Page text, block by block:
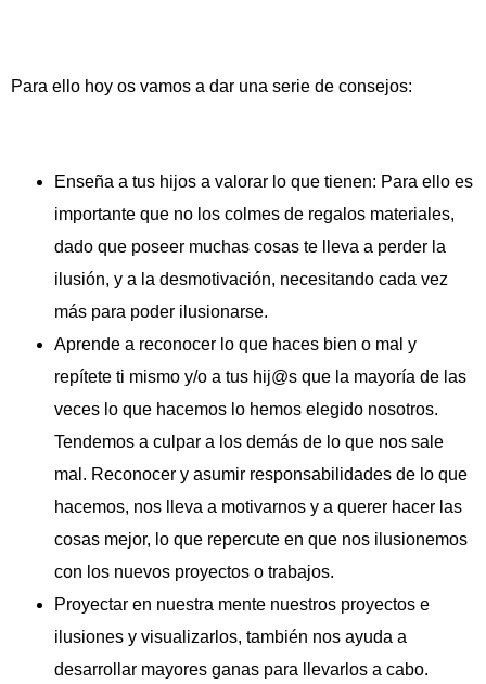
Para ello hoy os vamos a dar una serie de consejos:
Enseña a tus hijos a valorar lo que tienen: Para ello es
importante que no los colmes de regalos materiales,
dado que poseer muchas cosas te lleva a perder la
ilusión, y a la desmotivación, necesitando cada vez
más para poder ilusionarse.
Aprende a reconocer lo que haces bien o mal y
repítete ti mismo y/o a tus hij@s que la mayoría de las
veces lo que hacemos lo hemos elegido nosotros.
Tendemos a culpar a los demás de lo que nos sale
mal. Reconocer y asumir responsabilidades de lo que
hacemos, nos lleva a motivarnos y a querer hacer las
cosas mejor, lo que repercute en que nos ilusionemos
con los nuevos proyectos o trabajos.
Proyectar en nuestra mente nuestros proyectos e
ilusiones y visualizarlos, también nos ayuda a
desarrollar mayores ganas para llevarlos a cabo.